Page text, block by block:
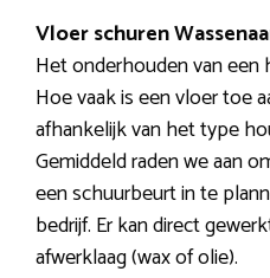
Vloer schuren
Het onderhouden van
Hoe vaak is een vloer toe
afhankelijk van het type
Gemiddeld raden we aan
een schuurbeurt in te
bedrijf. Er kan direct
afwerklaag (wax of olie).